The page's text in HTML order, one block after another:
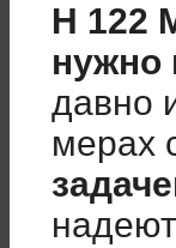
Н 122
нужно
давно
мерах